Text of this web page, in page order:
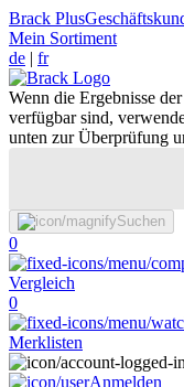
Brack Plus
Mein Sortiment
de | fr
Wenn die Ergebnisse
verfügbar sind,
unten zur Überprüfung
Suchen
0
Vergleich
0
Merklisten
Anmelden